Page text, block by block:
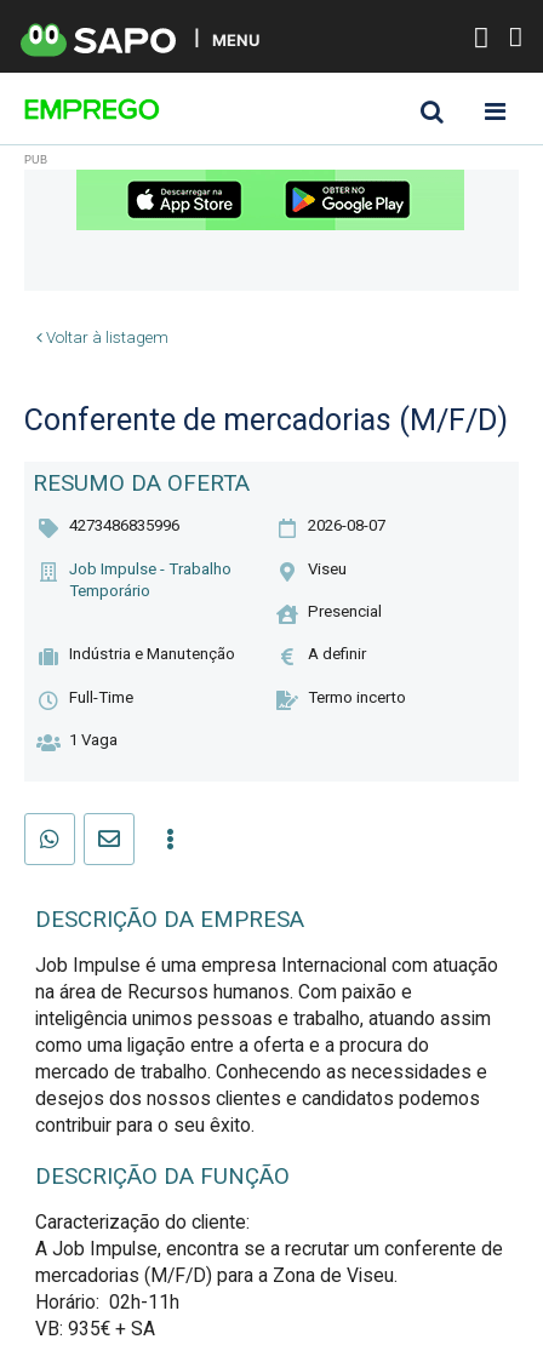
MENU
Voltar à listagem
Conferente de mercadorias (M/F/D)
RESUMO DA OFERTA
4273486835996 2026-08-07
Job Impulse - Trabalho
Temporário
Viseu
Presencial
Indústria e Manutenção A definir
Full-Time Termo incerto
1 Vaga
DESCRIÇÃO DA EMPRESA
Job Impulse é uma empresa Internacional com atuação
na área de Recursos humanos. Com paixão e
inteligência unimos pessoas e trabalho, atuando assim
como uma ligação entre a oferta e a procura do
mercado de trabalho. Conhecendo as necessidades e
desejos dos nossos clientes e candidatos podemos
contribuir para o seu êxito.
DESCRIÇÃO DA FUNÇÃO
Caracterização do cliente:
A Job Impulse, encontra se a recrutar um conferente de
mercadorias (M/F/D) para a Zona de Viseu.
Horário:  02h-11h
VB: 935€ + SA